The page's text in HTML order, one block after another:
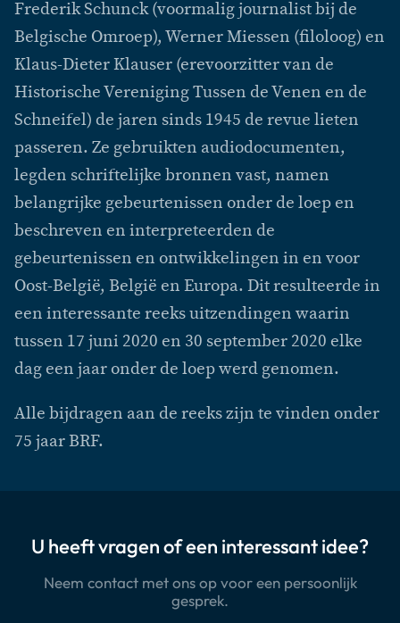
Frederik Schunck (voormalig journalist bij de
Belgische Omroep), Werner Miessen (filoloog) en
Klaus-Dieter Klauser (erevoorzitter van de
Historische Vereniging Tussen de Venen en de
Schneifel) de jaren sinds 1945 de revue lieten
passeren. Ze gebruikten audiodocumenten,
legden schriftelijke bronnen vast, namen
belangrijke gebeurtenissen onder de loep en
beschreven en interpreteerden de
gebeurtenissen en ontwikkelingen in en voor
Oost-België, België en Europa. Dit resulteerde in
een interessante reeks uitzendingen waarin
tussen 17 juni 2020 en 30 september 2020 elke
dag een jaar onder de loep werd genomen.
Alle bijdragen aan de reeks zijn te vinden onder
75 jaar BRF.
U heeft vragen of een interessant idee?
Neem contact met ons op voor een persoonlijk
gesprek.